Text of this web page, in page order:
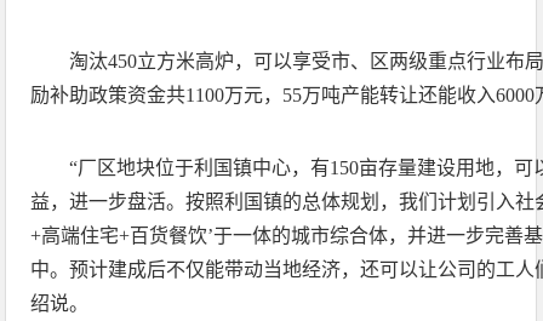
淘汰450立方米高炉，可以享受市、区两级重点行业布
励补助政策资金共1100万元，55万吨产能转让还能收入6000
“厂区地块位于利国镇中心，有150亩存量建设用地，
益，进一步盘活。按照利国镇的总体规划，我们计划引入社
+高端住宅+百货餐饮’于一体的城市综合体，并进一步完善
中。预计建成后不仅能带动当地经济，还可以让公司的工人
绍说。